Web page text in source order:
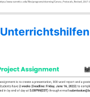
Unterrichtshilfen